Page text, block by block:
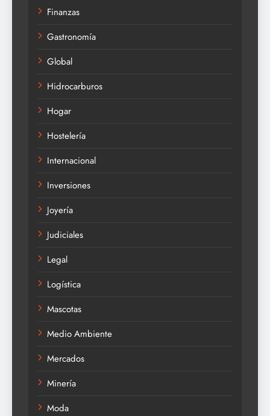
Finanzas
Gastronomía
Global
Hidrocarburos
Hogar
Hostelería
Internacional
Inversiones
Joyería
Judiciales
Legal
Logística
Mascotas
Medio Ambiente
Mercados
Minería
Moda